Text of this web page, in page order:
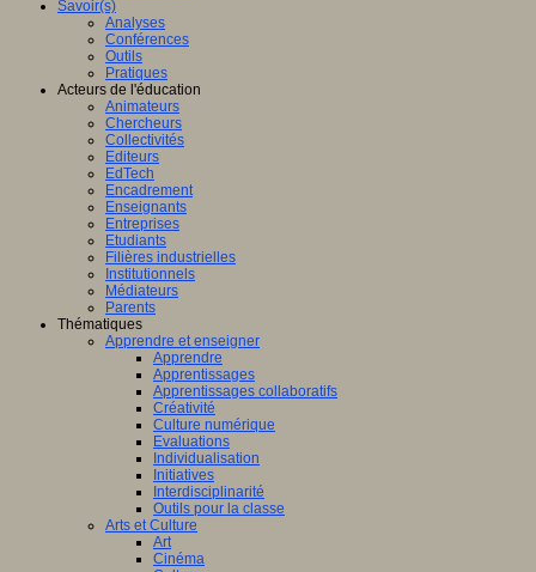
Savoir(s)
Analyses
Conférences
Outils
Pratiques
Acteurs de l'éducation
Animateurs
Chercheurs
Collectivités
Editeurs
EdTech
Encadrement
Enseignants
Entreprises
Etudiants
Filières industrielles
Institutionnels
Médiateurs
Parents
Thématiques
Apprendre et enseigner
Apprendre
Apprentissages
Apprentissages collaboratifs
Créativité
Culture numérique
Evaluations
Individualisation
Initiatives
Interdisciplinarité
Outils pour la classe
Arts et Culture
Art
Cinéma